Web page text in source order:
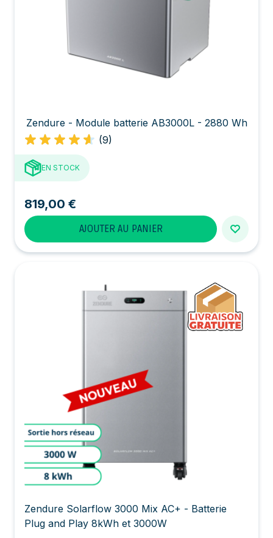
Zendure - Module batterie AB3000L - 2880 Wh
(9)
EN STOCK
819,00 €
AJOUTER AU PANIER
Zendure Solarflow 3000 Mix AC+ - Batterie
Plug and Play 8kWh et 3000W